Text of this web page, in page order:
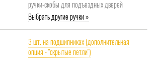
ручки-скобы для подъездных дверей
Выбрать другие ручки »
3 шт. на подшипниках (дополнительная
опция - "скрытые петли")